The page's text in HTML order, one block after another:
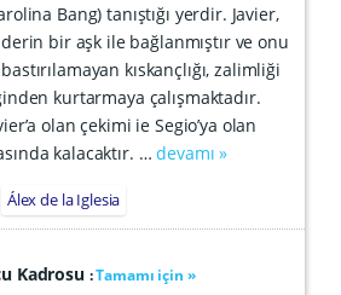
Bang) tanıştığı yerdir. Javier,
derin bir aşk ile bağlanmıştır ve onu
kıskançlığı, zalimliği
kurtarmaya çalışmaktadır.
olan çekimi ie Segio’ya olan
kalacaktır. …devamı »
Álex de la Iglesia
Kadrosu :Tamamı için »